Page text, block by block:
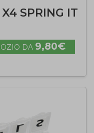
SPRING IT
DA 9,80€